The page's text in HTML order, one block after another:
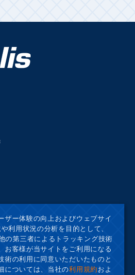
ザー体験の向上およびウェブサイ
利用状況の分析を目的として、
の第三者によるトラッキング技術
お客様が当サイトをご利用になる
術の利用に同意いただいたものと
については、当社の利用規約およ